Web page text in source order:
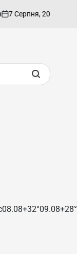
2026
Опубліковано
admin
08.08+32°09.08+28°